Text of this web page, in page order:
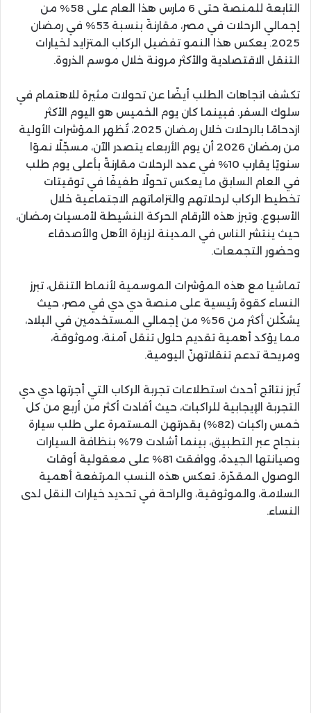
التابعة للمنصة حتى 6 مارس هذا العام على 58% من
إجمالي الرحلات في مصر، مقارنةً بنسبة 53% في رمضان
2025. يعكس هذا النمو تفضيل الركاب المتزايد لخيارات
التنقل الاقتصادية والأكثر مرونة خلال موسم الذروة.
تكشف اتجاهات الطلب أيضًا عن تحولات مثيرة للاهتمام في
سلوك السفر. فبينما كان يوم الخميس هو اليوم الأكثر
ازدحامًا بالرحلات خلال رمضان 2025، تُظهر المؤشرات الأولية
من رمضان 2026 أن يوم الأربعاء يتصدر الآن، مسجّلًا نموًا
سنويًا يقارب 10% في عدد الرحلات مقارنةً بأعلى يوم طلب
في العام السابق ما يعكس تحولًا طفيفًا في توقيتات
تخطيط الركاب لرحلاتهم والتزاماتهم الاجتماعية خلال
الأسبوع. وتبرز هذه الأرقام الحركة النشيطة لأمسيات رمضان،
حيث ينتشر الناس في المدينة لزيارة الأهل والأصدقاء
وحضور التجمعات.
تماشيا مع هذه المؤشرات الموسمية لأنماط التنقل، تبرز
النساء كقوة رئيسية على منصة دي دي في مصر، حيث
يشكّلن أكثر من 56% من إجمالي المستخدمين في البلاد،
مما يؤكد أهمية تقديم حلول تنقل آمنة، وموثوقة،
ومريحة تدعم تنقلاتهنّ اليومية.
تُبرز نتائج أحدث استطلاعات تجربة الركاب التي أجرتها دي دي
التجربة الإيجابية للراكبات، حيث أفادت أكثر من أربع من كل
خمس راكبات (82%) بقدرتهن المستمرة على طلب سيارة
بنجاح عبر التطبيق، بينما أشادت 79% بنظافة السيارات
وصيانتها الجيدة، ووافقت 81% على معقولية أوقات
الوصول المقدّرة. تعكس هذه النسب المرتفعة أهمية
السلامة، والموثوقية، والراحة في تحديد خيارات النقل لدى
النساء.